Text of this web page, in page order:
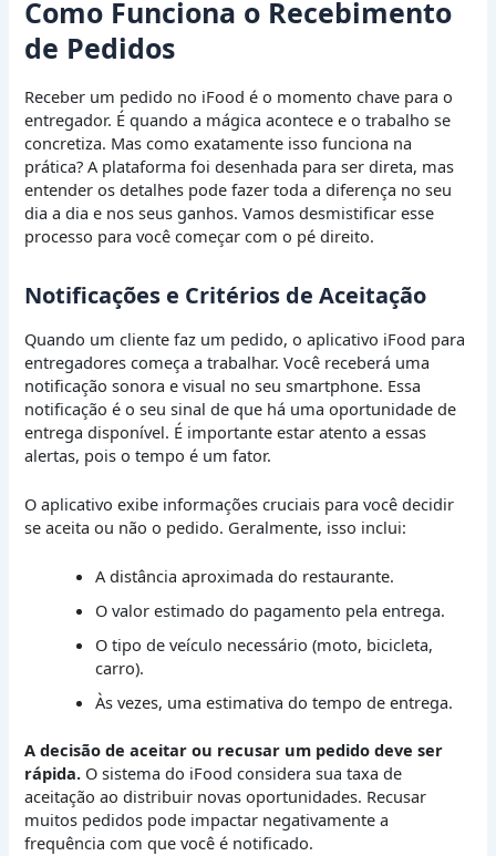
Como Funciona o Recebimento
de Pedidos
Receber um pedido no iFood é o momento chave para o
entregador. É quando a mágica acontece e o trabalho se
concretiza. Mas como exatamente isso funciona na
prática? A plataforma foi desenhada para ser direta, mas
entender os detalhes pode fazer toda a diferença no seu
dia a dia e nos seus ganhos. Vamos desmistificar esse
processo para você começar com o pé direito.
Notificações e Critérios de Aceitação
Quando um cliente faz um pedido, o aplicativo iFood para
entregadores começa a trabalhar. Você receberá uma
notificação sonora e visual no seu smartphone. Essa
notificação é o seu sinal de que há uma oportunidade de
entrega disponível. É importante estar atento a essas
alertas, pois o tempo é um fator.
O aplicativo exibe informações cruciais para você decidir
se aceita ou não o pedido. Geralmente, isso inclui:
A distância aproximada do restaurante.
O valor estimado do pagamento pela entrega.
O tipo de veículo necessário (moto, bicicleta,
carro).
Às vezes, uma estimativa do tempo de entrega.
A decisão de aceitar ou recusar um pedido deve ser
rápida. O sistema do iFood considera sua taxa de
aceitação ao distribuir novas oportunidades. Recusar
muitos pedidos pode impactar negativamente a
frequência com que você é notificado.